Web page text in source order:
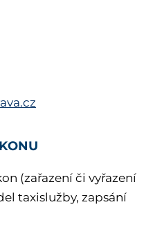
(zařazení či vyřazení
taxislužby, zapsání